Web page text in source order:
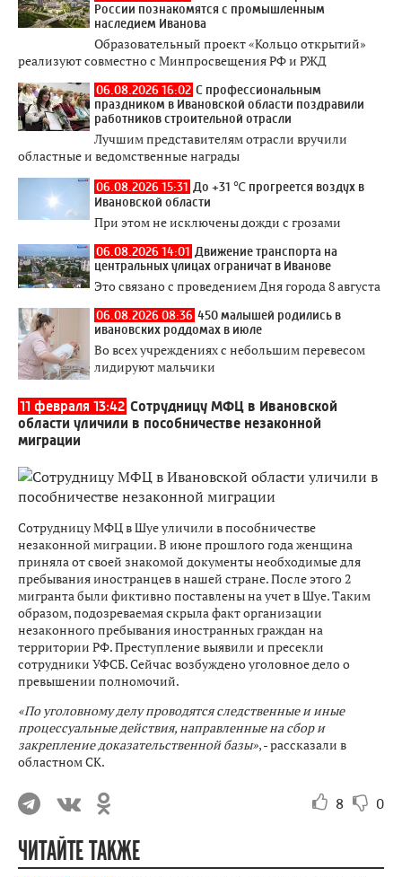
России познакомятся с промышленным
наследием Иванова
Образовательный проект «Кольцо открытий»
реализуют совместно с Минпросвещения РФ и РЖД
06.08.2026 16:02 С профессиональным
праздником в Ивановской области поздравили
работников строительной отрасли
Лучшим представителям отрасли вручили
областные и ведомственные награды
06.08.2026 15:31 До +31 ℃ прогреется воздух в
Ивановской области
При этом не исключены дожди с грозами
06.08.2026 14:01 Движение транспорта на
центральных улицах ограничат в Иванове
Это связано с проведением Дня города 8 августа
06.08.2026 08:36 450 малышей родились в
ивановских роддомах в июле
Во всех учреждениях с небольшим перевесом
лидируют мальчики
11 февраля 13:42 Сотрудницу МФЦ в Ивановской
области уличили в пособничестве незаконной
миграции
Сотрудницу МФЦ в Шуе уличили в пособничестве
незаконной миграции. В июне прошлого года женщина
приняла от своей знакомой документы необходимые для
пребывания иностранцев в нашей стране. После этого 2
мигранта были фиктивно поставлены на учет в Шуе. Таким
образом, подозреваемая скрыла факт организации
незаконного пребывания иностранных граждан на
территории РФ. Преступление выявили и пресекли
сотрудники УФСБ. Сейчас возбуждено уголовное дело о
превышении полномочий.
«По уголовному делу проводятся следственные и иные
процессуальные действия, направленные на сбор и
закрепление доказательственной базы», - рассказали в
областном СК.
8 0
ЧИТАЙТЕ ТАКЖЕ